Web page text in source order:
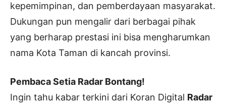
kepemimpinan, dan pemberdayaan masyarakat.
Dukungan pun mengalir dari berbagai pihak
yang berharap prestasi ini bisa mengharumkan
nama Kota Taman di kancah provinsi.
Pembaca Setia Radar Bontang!
Ingin tahu kabar terkini dari Koran Digital Radar